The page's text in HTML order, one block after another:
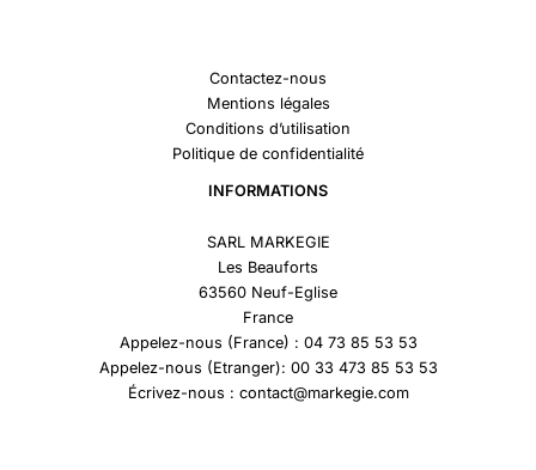
Contactez-nous
Mentions légales
Conditions d’utilisation
Politique de confidentialité
INFORMATIONS
SARL MARKEGIE
Les Beauforts
63560 Neuf-Eglise
France
Appelez-nous (France) : 04 73 85 53 53
Appelez-nous (Etranger): 00 33 473 85 53 53
Écrivez-nous : contact@markegie.com